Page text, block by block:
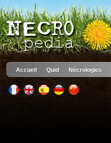
Accueil Quid Nécrologies